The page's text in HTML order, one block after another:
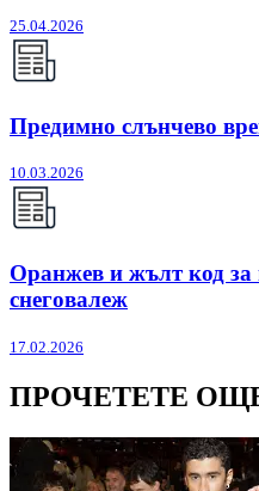
25.04.2026
Предимно слънчево
10.03.2026
Оранжев и жълт код за
снеговалеж
17.02.2026
ПРОЧЕТЕТЕ